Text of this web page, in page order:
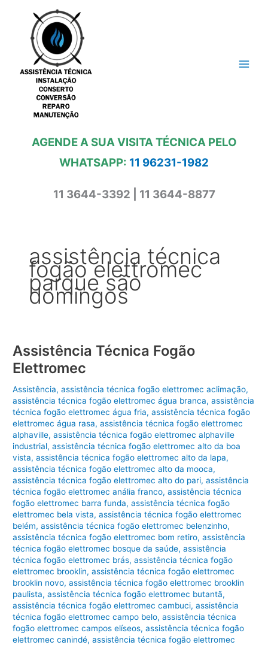
conteúdo
AGENDE A SUA VISITA TÉCNICA PELO
WHATSAPP: 11 96231-1982
11 3644-3392 | 11 3644-8877
assistência técnica
fogão elettromec
parque são
domingos
Assistência Técnica Fogão
Elettromec
Assistência,assistência técnica fogão elettromec aclimação,
assistência técnica fogão elettromec água branca,assistência
técnica fogão elettromec água fria,assistência técnica fogão
elettromec água rasa,assistência técnica fogão elettromec
alphaville,assistência técnica fogão elettromec alphaville
industrial,assistência técnica fogão elettromec alto da boa
vista,assistência técnica fogão elettromec alto da lapa,
assistência técnica fogão elettromec alto da mooca,
assistência técnica fogão elettromec alto do pari,assistência
técnica fogão elettromec anália franco,assistência técnica
fogão elettromec barra funda,assistência técnica fogão
elettromec bela vista,assistência técnica fogão elettromec
belém,assistência técnica fogão elettromec belenzinho,
assistência técnica fogão elettromec bom retiro,assistência
técnica fogão elettromec bosque da saúde,assistência
técnica fogão elettromec brás,assistência técnica fogão
elettromec brooklin,assistência técnica fogão elettromec
brooklin novo,assistência técnica fogão elettromec brooklin
paulista,assistência técnica fogão elettromec butantã,
assistência técnica fogão elettromec cambuci,assistência
técnica fogão elettromec campo belo,assistência técnica
fogão elettromec campos elíseos,assistência técnica fogão
elettromec canindé,assistência técnica fogão elettromec